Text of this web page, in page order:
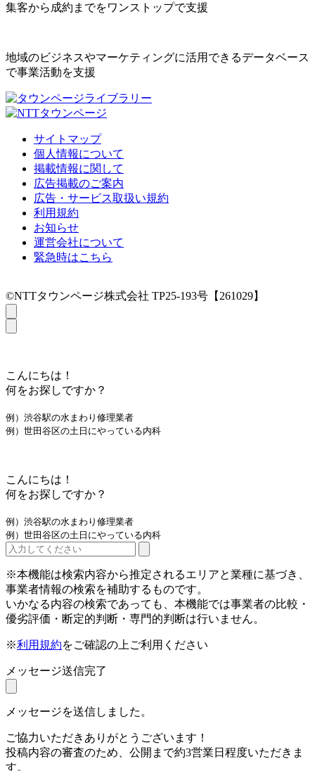
集客から成約までをワンストップで支援
地域のビジネスやマーケティングに活用できるデータベース
で事業活動を支援
サイトマップ
個人情報について
掲載情報に関して
広告掲載のご案内
広告・サービス取扱い規約
利用規約
お知らせ
運営会社について
緊急時はこちら
©NTTタウンページ株式会社 TP25-193号【261029】
こんにちは！
何をお探しですか？
例）渋谷駅の水まわり修理業者
例）世田谷区の土日にやっている内科
こんにちは！
何をお探しですか？
例）渋谷駅の水まわり修理業者
例）世田谷区の土日にやっている内科
※本機能は検索内容から推定されるエリアと業種に基づき、
事業者情報の検索を補助するものです。
いかなる内容の検索であっても、本機能では事業者の比較・
優劣評価・断定的判断・専門的判断は行いません。
※利用規約をご確認の上ご利用ください
メッセージ送信完了
メッセージを送信しました。
ご協力いただきありがとうございます！
投稿内容の審査のため、公開まで約3営業日程度いただきま
す。